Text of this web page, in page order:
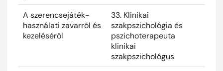
A szerencsejáték-
használati zavarról és
kezelésérõl
33. Klinikai
szakpszichológia és
pszichoterapeuta
klinikai
szakpszichológus